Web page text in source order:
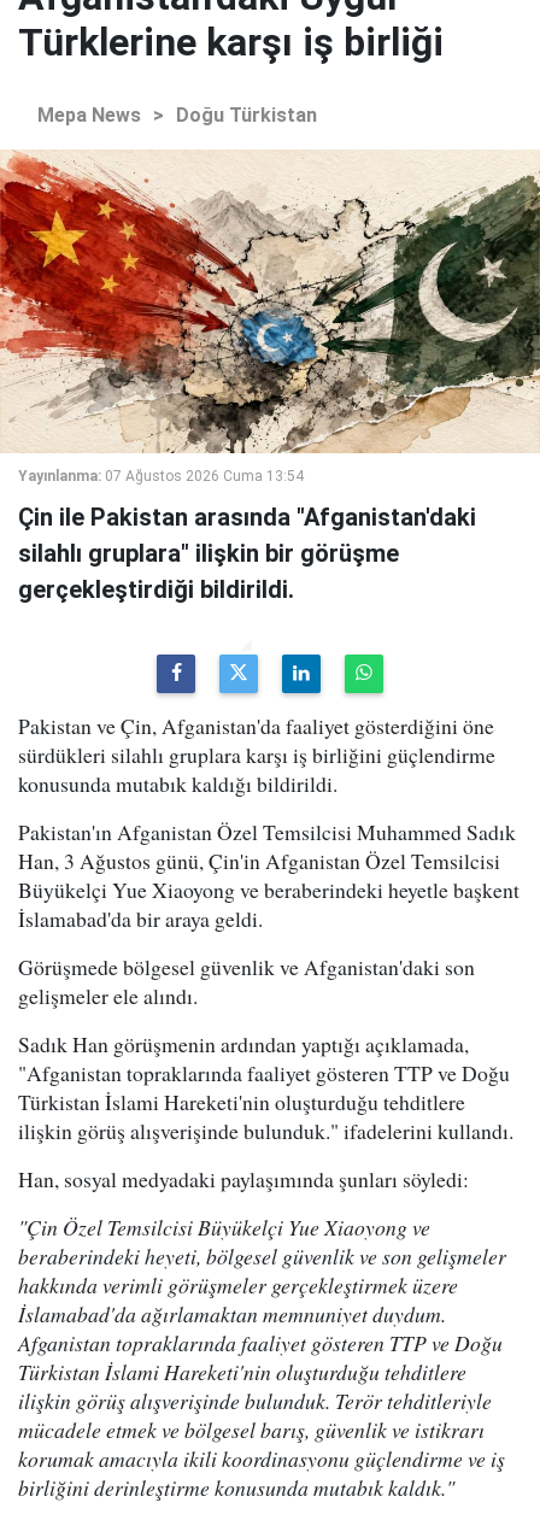
Türklerine karşı iş birliği
Mepa News > Doğu Türkistan
Yayınlanma: 07 Ağustos 2026 Cuma 13:54
Çin ile Pakistan arasında "Afganistan'daki
silahlı gruplara" ilişkin bir görüşme
gerçekleştirdiği bildirildi.
Pakistan ve Çin, Afganistan'da faaliyet gösterdiğini öne
sürdükleri silahlı gruplara karşı iş birliğini güçlendirme
konusunda mutabık kaldığı bildirildi.
Pakistan'ın Afganistan Özel Temsilcisi Muhammed Sadık
Han, 3 Ağustos günü, Çin'in Afganistan Özel Temsilcisi
Büyükelçi Yue Xiaoyong ve beraberindeki heyetle başkent
İslamabad'da bir araya geldi.
Görüşmede bölgesel güvenlik ve Afganistan'daki son
gelişmeler ele alındı.
Sadık Han görüşmenin ardından yaptığı açıklamada,
"Afganistan topraklarında faaliyet gösteren TTP ve Doğu
Türkistan İslami Hareketi'nin oluşturduğu tehditlere
ilişkin görüş alışverişinde bulunduk." ifadelerini kullandı.
Han, sosyal medyadaki paylaşımında şunları söyledi:
"Çin Özel Temsilcisi Büyükelçi Yue Xiaoyong ve
beraberindeki heyeti, bölgesel güvenlik ve son gelişmeler
hakkında verimli görüşmeler gerçekleştirmek üzere
İslamabad'da ağırlamaktan memnuniyet duydum.
Afganistan topraklarında faaliyet gösteren TTP ve Doğu
Türkistan İslami Hareketi'nin oluşturduğu tehditlere
ilişkin görüş alışverişinde bulunduk. Terör tehditleriyle
mücadele etmek ve bölgesel barış, güvenlik ve istikrarı
korumak amacıyla ikili koordinasyonu güçlendirme ve iş
birliğini derinleştirme konusunda mutabık kaldık."